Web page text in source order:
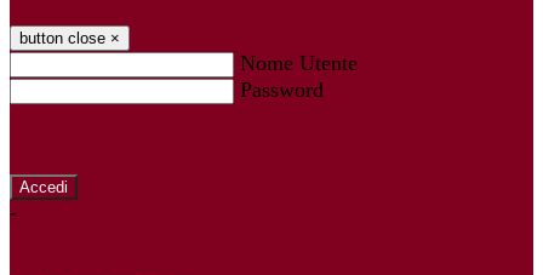
button close ×
Nome Utente
Password
-